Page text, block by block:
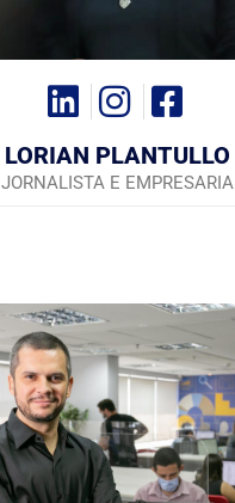
LORIAN PLANTULLO
JORNALISTA E EMPRESARIA